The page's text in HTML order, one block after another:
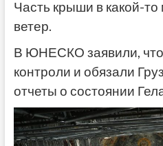
Часть крыши в какой-
ветер.
В ЮНЕСКО заявили,
контроли и обязали
отчеты о состоянии